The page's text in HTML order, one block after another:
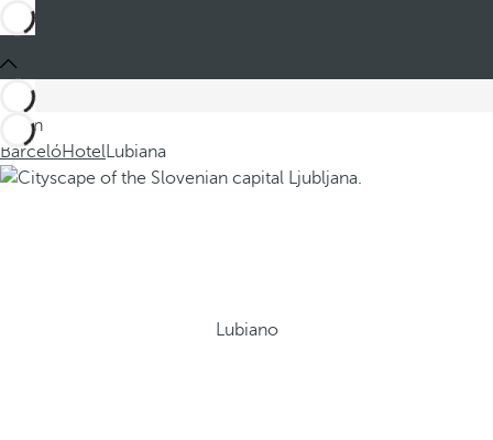
Sei in
BarcelóHotelLubiana
Lubiano